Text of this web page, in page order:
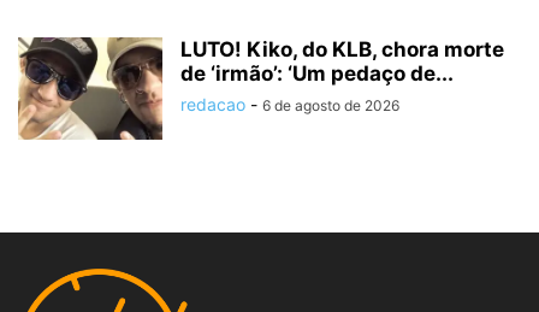
LUTO! Kiko, do KLB, chora morte
de ‘irmão’: ‘Um pedaço de...
redacao - 6 de agosto de 2026